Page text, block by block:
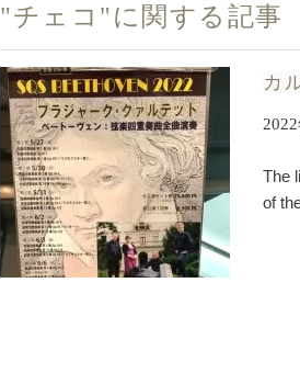
"チェコ"に関する記事
カ
The
of